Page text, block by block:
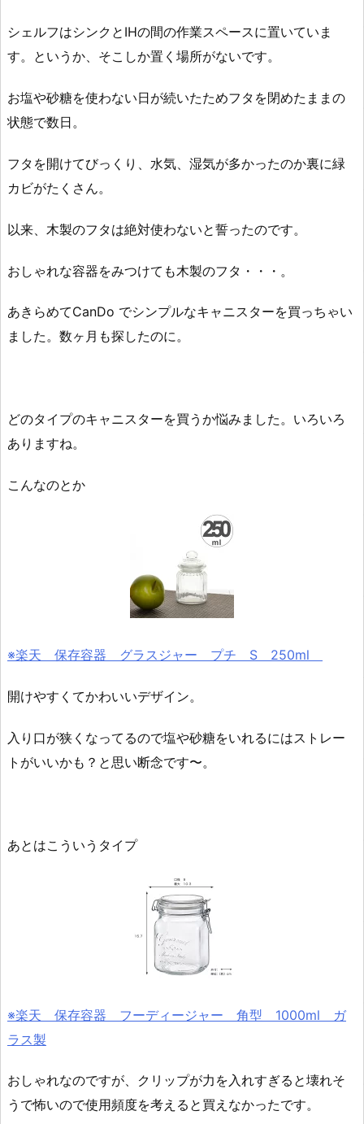
シェルフはシンクとIHの間の作業スペースに置いていま
す。というか、そこしか置く場所がないです。
お塩や砂糖を使わない日が続いたためフタを閉めたままの
状態で数日。
フタを開けてびっくり、水気、湿気が多かったのか裏に緑
カビがたくさん。
以来、木製のフタは絶対使わないと誓ったのです。
おしゃれな容器をみつけても木製のフタ・・・。
あきらめてCanDo でシンプルなキャニスターを買っちゃい
ました。数ヶ月も探したのに。
どのタイプのキャニスターを買うか悩みました。いろいろ
ありますね。
こんなのとか
※楽天 保存容器 グラスジャー プチ S 250ml
開けやすくてかわいいデザイン。
入り口が狭くなってるので塩や砂糖をいれるにはストレー
トがいいかも？と思い断念です〜。
あとはこういうタイプ
※楽天 保存容器 フーディージャー 角型 1000ml ガ
ラス製
おしゃれなのですが、クリップが力を入れすぎると壊れそ
うで怖いので使用頻度を考えると買えなかったです。